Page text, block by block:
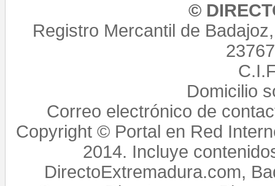
©
Registro Mercantil de
Domicilio
Correo electrónico de
Copyright © Portal en Red
2014. Incluye
DirectoExtremadura.com,